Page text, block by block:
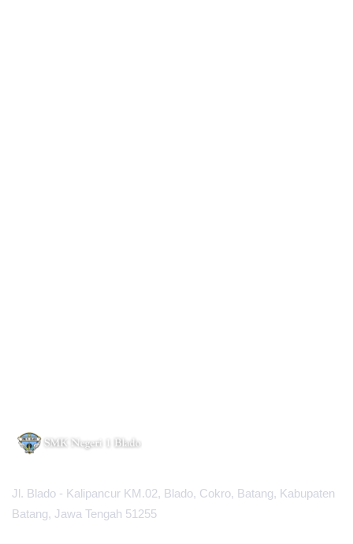
Jl. Blado - Kalipancur KM.02, Blado, Cokro, Batang, Kabupaten
Batang, Jawa Tengah 51255